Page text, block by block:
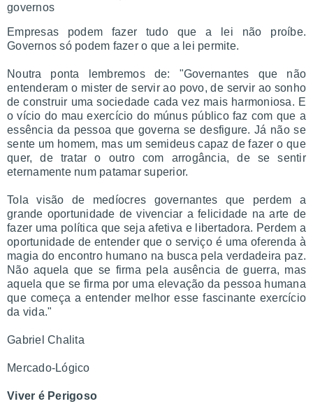
governos
Empresas podem fazer tudo que a lei não proíbe.
Governos só podem fazer o que a lei permite.
Noutra ponta lembremos de: "Governantes que não
entenderam o mister de servir ao povo, de servir ao sonho
de construir uma sociedade cada vez mais harmoniosa. E
o vício do mau exercício do múnus público faz com que a
essência da pessoa que governa se desfigure. Já não se
sente um homem, mas um semideus capaz de fazer o que
quer, de tratar o outro com arrogância, de se sentir
eternamente num patamar superior.
Tola visão de medíocres governantes que perdem a
grande oportunidade de vivenciar a felicidade na arte de
fazer uma política que seja afetiva e libertadora. Perdem a
oportunidade de entender que o serviço é uma oferenda à
magia do encontro humano na busca pela verdadeira paz.
Não aquela que se firma pela ausência de guerra, mas
aquela que se firma por uma elevação da pessoa humana
que começa a entender melhor esse fascinante exercício
da vida."
Gabriel Chalita
Mercado-Lógico
Viver é Perigoso